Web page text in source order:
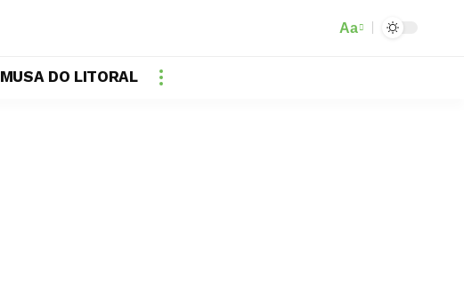
Aa
MUSA DO LITORAL